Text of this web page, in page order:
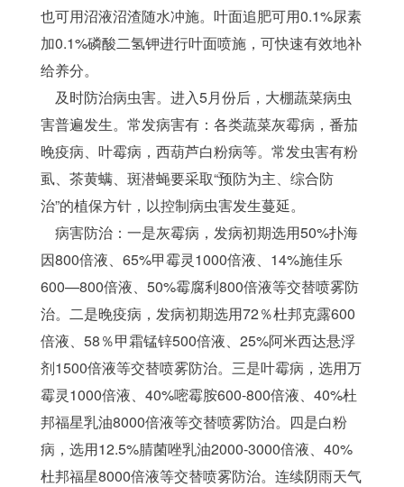
也可用沼液沼渣随水冲施。叶面追肥可用0.1%尿素
加0.1%磷酸二氢钾进行叶面喷施，可快速有效地补
给养分。
及时防治病虫害。进入5月份后，大棚蔬菜病虫
害普遍发生。常发病害有：各类蔬菜灰霉病，番茄
晚疫病、叶霉病，西葫芦白粉病等。常发虫害有粉
虱、茶黄螨、斑潜蝇要采取“预防为主、综合防
治”的植保方针，以控制病虫害发生蔓延。
病害防治：一是灰霉病，发病初期选用50%扑海
因800倍液、65%甲霉灵1000倍液、14%施佳乐
600—800倍液、50%霉腐利800倍液等交替喷雾防
治。二是晚疫病，发病初期选用72％杜邦克露600
倍液、58％甲霜锰锌500倍液、25%阿米西达悬浮
剂1500倍液等交替喷雾防治。三是叶霉病，选用万
霉灵1000倍液、40%嘧霉胺600-800倍液、40%杜
邦福星乳油8000倍液等交替喷雾防治。四是白粉
病，选用12.5%腈菌唑乳油2000-3000倍液、40%
杜邦福星8000倍液等交替喷雾防治。连续阴雨天气